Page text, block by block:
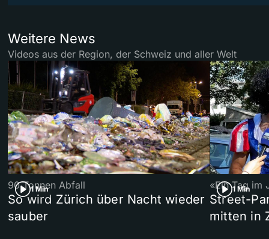
Weitere News
Videos aus der Region, der Schweiz und aller Welt
1 Min
90 Tonnen Abfall
So wird Zürich über Nacht wieder
sauber
1 Min
«Ein Tag im
Street-
mitten in